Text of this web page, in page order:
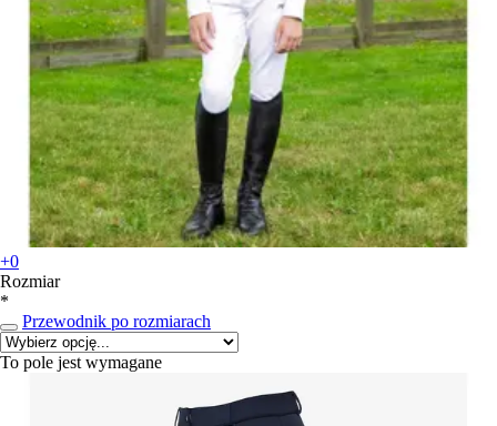
+0
Rozmiar
*
Przewodnik po rozmiarach
To pole jest wymagane